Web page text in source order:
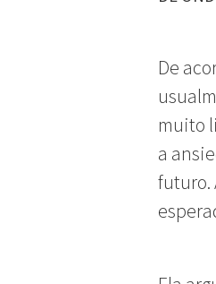
De
muito
a
futuro.